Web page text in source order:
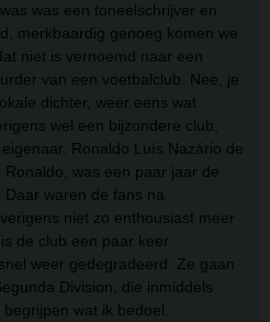
was een toneelschrijver en
merkbaardig genoeg komen we
niet is vernoemd naar een
van een voetbalclub. Nee, je
dichter, weer eens wat
wel een bijzondere club,
Ronaldo Luís Nazário de
was een paar jaar de
Daar waren de fans na
niet zo enthousiast meer
de club een paar keer
weer gedegradeerd. Ze gaan
Division, die inmiddels
wat ik bedoel.